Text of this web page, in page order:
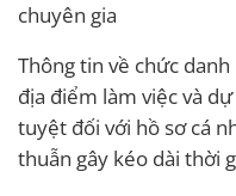
chuyên gia
Thông tin về chức
địa điểm làm việc và
tuyệt đối với hồ sơ cá
thuẫn gây kéo dài thời